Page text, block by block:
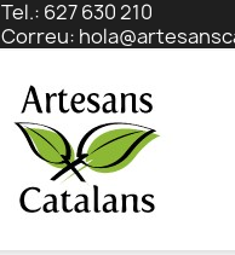
Tel.: 627 630 210
Correu: